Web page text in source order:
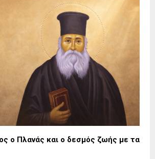
ο Πλανάς και ο δεσμός ζωής με τα